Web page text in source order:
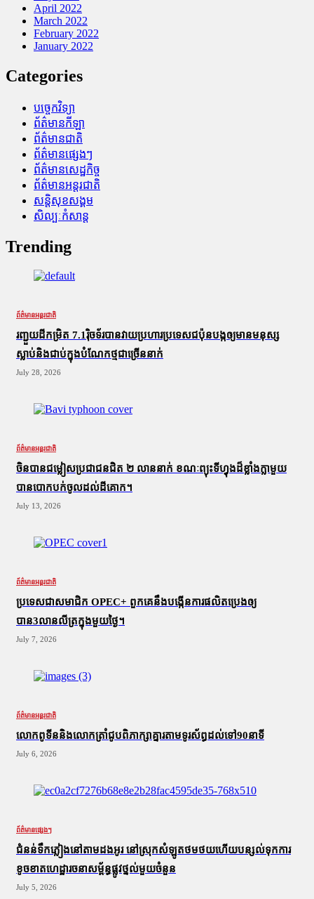
April 2022
March 2022
February 2022
January 2022
Categories
បច្ចេកវិទ្យា
ព័ត៌មានកីឡា
ព័ត៌មានជាតិ
ព័ត៌មានផ្សេងៗ
ព័ត៌មានសេដ្ឋកិច្ច
ព័ត៌មានអន្តរជាតិ
សន្តិសុខសង្គម
សិល្បៈកំសាន្ត
Trending
ព័ត៌មានអន្តរជាតិ
រញ្ជួយដីកម្រិត​ 7.1រ៉ិចទ័របានវាយប្រហារប្រទេសជប៉ុនបង្កឲ្យមានមនុស្ស
ស្លាប់​និង​ជាប់ក្នុងបំណែកថ្មជាច្រើននាក់
July 28, 2026
ព័ត៌មានអន្តរជាតិ
ចិនបានជម្លៀសប្រជាជនជិត ២ លាននាក់ ខណៈព្យុះទីហ្វុងដ៏ខ្លាំងក្លាមួយ
បានបោកបក់ចូលដល់ដីគោក។
July 13, 2026
ព័ត៌មានអន្តរជាតិ
ប្រទេសជាសមាជិក OPEC+​ ពួកគេនឹងបង្កើនការផលិតប្រេងឲ្យ
បាន3លានលីត្រក្នុងមួយថ្ងៃ។
July 7, 2026
ព័ត៌មានអន្តរជាតិ
លោកពូទីននិងលោកត្រាំជូបពិភាក្សាគ្នារតាមទូរស័ព្ធដល់ទៅ90នាទី
July 6, 2026
ព័ត៌មានផ្សេងៗ
ជំនន់​ទឹកភ្លៀង​នៅ​តាម​ដងអូរ​ នៅ​ស្រុក​សំឡូត​ថមថយ​ហើយ​បន្សល់​ទុក​ការ​
ខូចខាត​ហេដ្ឋារចនាសម្ព័ន្ធ​ផ្លូវថ្នល់​មួយ​ចំនួន
July 5, 2026